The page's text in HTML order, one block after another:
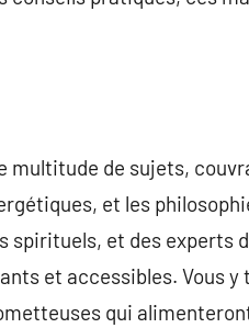
multitude de sujets,
et les
spirituels, et des experts
et accessibles. Vous y
qui